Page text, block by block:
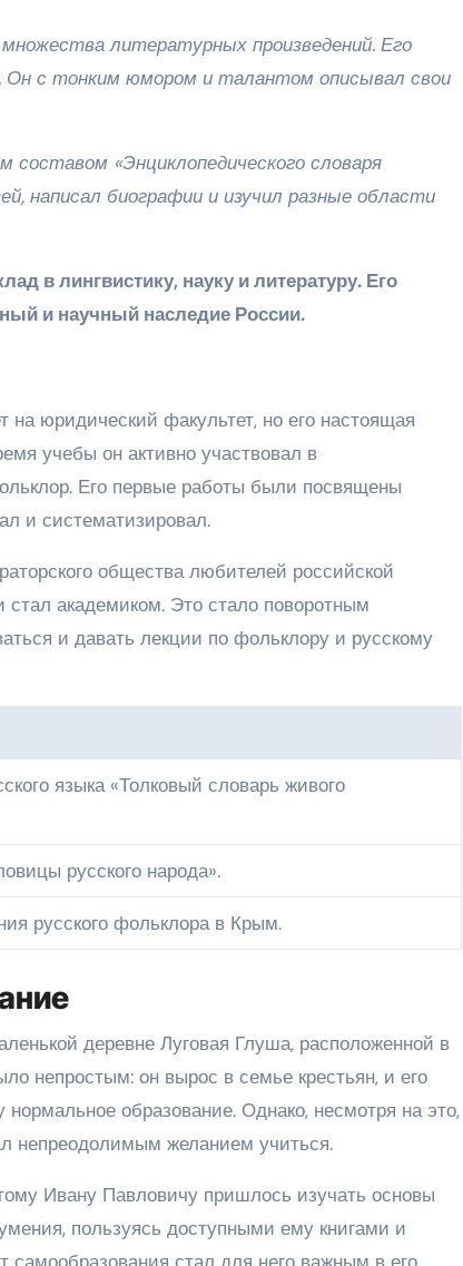
литературных произведений. Его
Он с тонким юмором и талантом описывал свои
«Энциклопедического словаря
написал биографии и изучил разные области
в лингвистику, науку и литературу. Его
и научный наследие России.
на юридический факультет, но его настоящая
учебы он активно участвовал в
Его первые работы были посвящены
и систематизировал.
общества любителей российской
стал академиком. Это стало поворотным
и давать лекции по фольклору и русскому
языка «Толковый словарь живого
русского народа».
русского фольклора в Крым.
деревне Луговая Глуша, расположенной в
непростым: он вырос в семье крестьян, и его
образование. Однако, несмотря на это,
непреодолимым желанием учиться.
Ивану Павловичу пришлось изучать основы
пользуясь доступными ему книгами и